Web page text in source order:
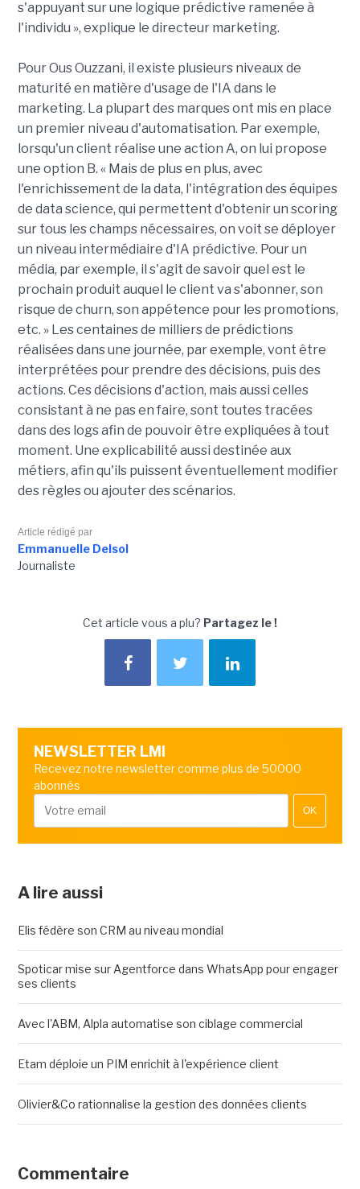
s'appuyant sur une logique prédictive ramenée à
l'individu », explique le directeur marketing.
Pour Ous Ouzzani, il existe plusieurs niveaux de
maturité en matière d'usage de l'IA dans le
marketing. La plupart des marques ont mis en place
un premier niveau d'automatisation. Par exemple,
lorsqu'un client réalise une action A, on lui propose
une option B. « Mais de plus en plus, avec
l'enrichissement de la data, l'intégration des équipes
de data science, qui permettent d'obtenir un scoring
sur tous les champs nécessaires, on voit se déployer
un niveau intermédiaire d'IA prédictive. Pour un
média, par exemple, il s'agit de savoir quel est le
prochain produit auquel le client va s'abonner, son
risque de churn, son appétence pour les promotions,
etc. » Les centaines de milliers de prédictions
réalisées dans une journée, par exemple, vont être
interprétées pour prendre des décisions, puis des
actions. Ces décisions d'action, mais aussi celles
consistant à ne pas en faire, sont toutes tracées
dans des logs afin de pouvoir être expliquées à tout
moment. Une explicabilité aussi destinée aux
métiers, afin qu'ils puissent éventuellement modifier
des règles ou ajouter des scénarios.
Article rédigé par
Emmanuelle Delsol
Journaliste
Cet article vous a plu? Partagez le !
NEWSLETTER LMI
Recevez notre newsletter comme plus de 50000
abonnés
OK
A lire aussi
Elis fédère son CRM au niveau mondial
Spoticar mise sur Agentforce dans WhatsApp pour engager
ses clients
Avec l'ABM, Alpla automatise son ciblage commercial
Etam déploie un PIM enrichit à l'expérience client
Olivier&Co rationnalise la gestion des données clients
Commentaire